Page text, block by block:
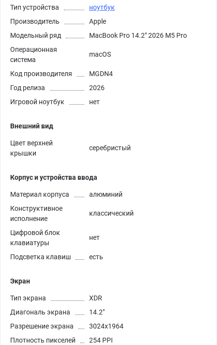
Тип устройства
ноутбук
Производитель
Apple
Модельный ряд
MacBook Pro 14.2" 2026 M5 Pro
Операционная
система
macOS
Код производителя
MGDN4
Год релиза
2026
Игровой ноутбук
нет
Внешний вид
Цвет верхней
крышки
серебристый
Корпус и устройства ввода
Материал корпуса
алюминий
Конструктивное
исполнение
классический
Цифровой блок
клавиатуры
нет
Подсветка клавиш есть
Экран
Тип экрана
XDR
Диагональ экрана
14.2"
Разрешение экрана
3024x1964
Плотность пикселей
254 PPI